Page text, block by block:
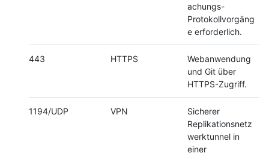
achungs-
Protokollvorgäng
e erforderlich.
443 HTTPS
Webanwendung
und Git über
HTTPS-Zugriff.
1194/UDP VPN
Sicherer
Replikationsnetz
werktunnel in
einer